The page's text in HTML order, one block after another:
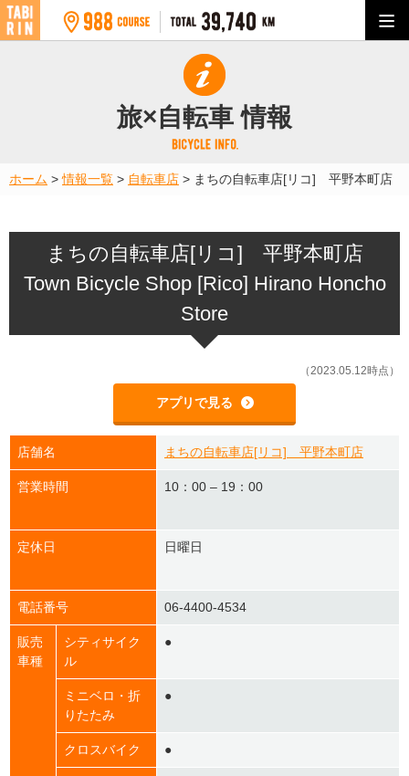
旅×自転車 情報
ホーム >情報一覧 > 自転車店 > まちの自転車店[リコ] 平野本町店
まちの自転車店[リコ] 平野本町店
Town Bicycle Shop [Rico] Hirano Honcho
Store
（2023.05.12時点）
アプリで見る
店舗名 まちの自転車店[リコ] 平野本町店
営業時間 10：00 – 19：00
定休日 日曜日
電話番号 06-4400-4534
販売
車種
シティサイク
ル
●
ミニベロ・折
りたたみ
●
クロスバイク ●